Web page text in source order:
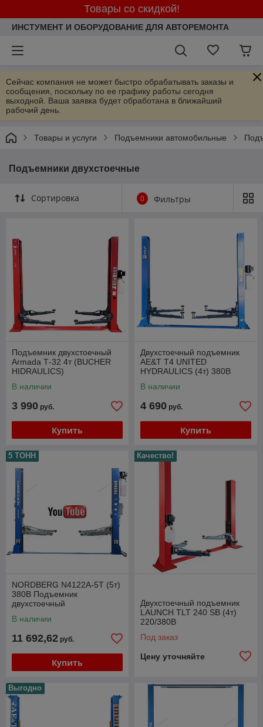
Товары со скидкой!
ИНСТУМЕНТ И ОБОРУДОВАНИЕ ДЛЯ АВТОРЕМОНТА
Сейчас компания не может быстро обрабатывать заказы и
сообщения, поскольку по ее графику работы сегодня
выходной. Ваша заявка будет обработана в ближайший
рабочий день.
Товары и услуги Подъемники автомобильные
Подъемники двухстоечные
Сортировка 0 Фильтры
Подъемник двухстоечный
Armada Т-32 4т (BUCHER
HIDRAULICS)
В наличии
3 990 руб.
Купить
Двухстоечный подъемник
AE&T T4 UNITED
HYDRAULICS (4т) 380В
В наличии
4 690 руб.
Купить
5 ТОНН
NORDBERG N4122A-5T (5т)
380В Подъемник
двухстоечный
В наличии
11 692,62 руб.
Купить
Качество!
Двухстоечный подъемник
LAUNCH TLT 240 SB (4т)
220/380В
Под заказ
Цену уточняйте
Выгодно